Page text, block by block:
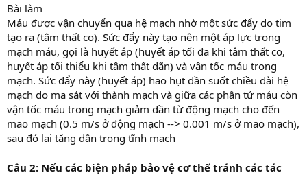
Bài làm
Máu được vận chuyển qua hệ mạch nhờ một sức đẩy do tim
tạo ra (tâm thất co). Sức đẩy này tạo nên một áp lực trong
mạch máu, gọi là huyết áp (huyết áp tối đa khi tâm thất co,
huyết áp tối thiểu khi tâm thất dãn) và vận tốc máu trong
mạch. Sức đẩy này (huyết áp) hao hụt dần suốt chiều dài hệ
mạch do ma sát với thành mạch và giữa các phần tử máu còn
vận tốc máu trong mạch giảm dần từ động mạch cho đến
mao mạch (0.5 m/s ở động mạch --> 0.001 m/s ở mao mạch),
sau đó lại tăng dần trong tĩnh mạch
Câu 2: Nếu các biện pháp bảo vệ cơ thể tránh các tác